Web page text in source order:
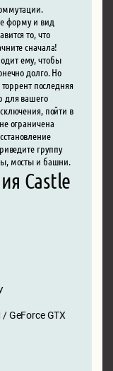
форму и вид
то, что
сначала!
ему, чтобы
долго. Но
последняя
для вашего
пойти в
ограничена
группу
мосты и башни.
Castle
GeForce GTX